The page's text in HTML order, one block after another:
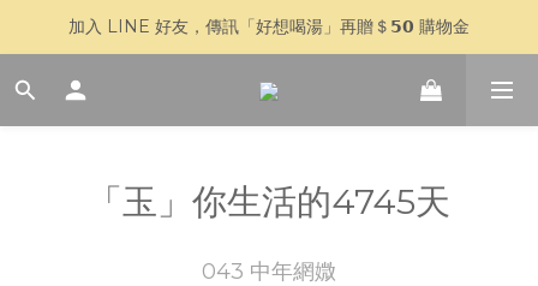
🥣 父親節快閃 𝟳 天｜全館 $𝟴𝟴𝟴 全家超取免運
加入 LINE 好友，傳訊「好想喝湯」再贈＄𝟱𝟬 購物金
🥣 父親節快閃 𝟳 天｜全館 $𝟴𝟴𝟴 全家超取免運
「玉」你生活的4745天
043 中年網媺